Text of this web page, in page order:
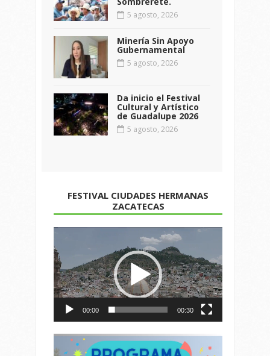
5 agosto, 2026
Minería Sin Apoyo
Gubernamental
5 agosto, 2026
Da inicio el Festival
Cultural y Artístico
de Guadalupe 2026
5 agosto, 2026
FESTIVAL CIUDADES HERMANAS
ZACATECAS
de
vídeo
00:00 00:30